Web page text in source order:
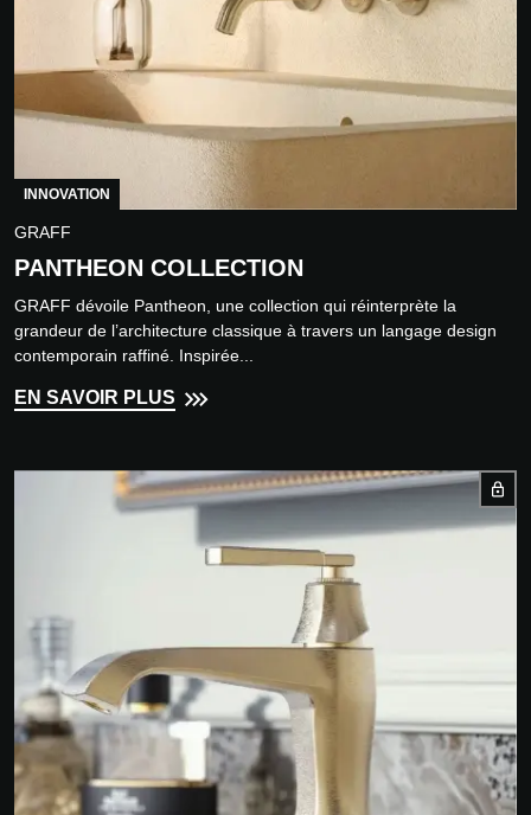
INNOVATION
GRAFF
PANTHEON COLLECTION
GRAFF dévoile Pantheon, une collection qui réinterprète la
grandeur de l’architecture classique à travers un langage design
contemporain raffiné. Inspirée...
EN SAVOIR PLUS